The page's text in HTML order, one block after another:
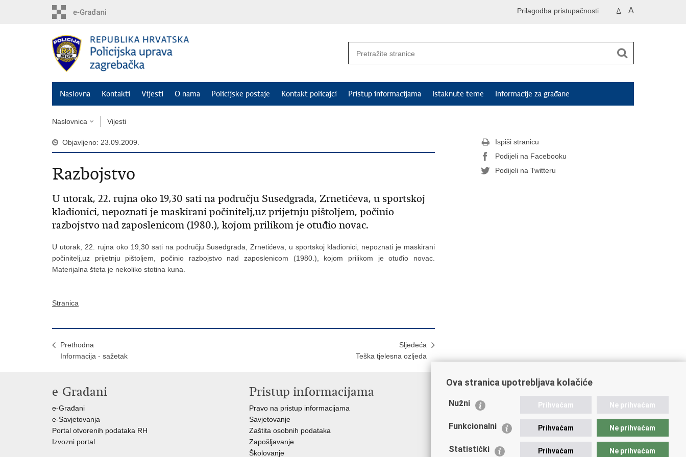
A A
Prilagodba pristupačnosti
Naslovna Kontakti Vijesti O nama Policijske postaje Kontakt policajci Pristup informacijama Istaknute teme Informacije za građane
Naslovnica Vijesti
Objavljeno: 23.09.2009.
Razbojstvo
U utorak, 22. rujna oko 19,30 sati na području Susedgrada, Zrnetićeva, u sportskoj
kladionici, nepoznati je maskirani počinitelj,uz prijetnju pištoljem, počinio
razbojstvo nad zaposlenicom (1980.), kojom prilikom je otuđio novac.
U utorak, 22. rujna oko 19,30 sati na području Susedgrada, Zrnetićeva, u sportskoj kladionici, nepoznati je maskirani
počinitelj,uz prijetnju pištoljem, počinio razbojstvo nad zaposlenicom (1980.), kojom prilikom je otuđio novac.
Materijalna šteta je nekoliko stotina kuna.
Stranica
Prethodna
Informacija - sažetak
Sljedeća
Teška tjelesna ozljeda
Ispiši stranicu
Podijeli na Facebooku
Podijeli na Twitteru
e-Građani
e-Građani
e-Savjetovanja
Portal otvorenih podataka RH
Izvozni portal
Pristup informacijama
Pravo na pristup informacijama
Savjetovanje
Zaštita osobnih podataka
Zapošljavanje
Školovanje
Važne poveznice
Ministarstvo unutarnjih poslova
Udruge
Policijska akademija
Ova stranica upotrebljava kolačiće
Nužni Prihvaćam Ne prihvaćam
Funkcionalni Prihvaćam Ne prihvaćam
Statistički Prihvaćam Ne prihvaćam